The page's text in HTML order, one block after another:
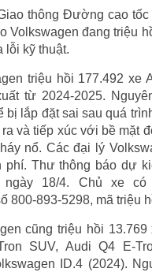
thông Đường cao tốc
Volkswagen đang triệu
lỗi kỹ thuật.
triệu hồi 177.492 xe
từ 2024-2025.
bị lắp đặt sai sau quá
và tiếp xúc với bề mặt
nổ. Các đại lý
phí. Thư thông báo dự
18/4. Chủ xe
800-893-5298, mã triệu
cũng triệu hồi 13.769
SUV, Audi Q4 E-
ID.4 (2024).